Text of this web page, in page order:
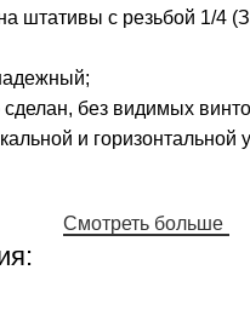
штативы с резьбой 1/4
сделан, без видимых
и горизонтальной
Смотреть больше